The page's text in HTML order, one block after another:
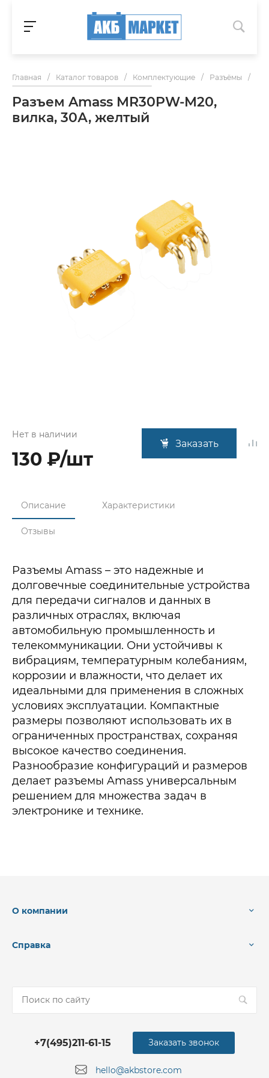
Главная / Каталог товаров / Комплектующие / Разъёмы /
Разъем Amass MR30PW-M20,
вилка, 30А, желтый
Нет в наличии
130 ₽/шт
Заказать
Описание Характеристики
Отзывы
Разъемы Amass – это надежные и
долговечные соединительные устройства
для передачи сигналов и данных в
различных отраслях, включая
автомобильную промышленность и
телекоммуникации. Они устойчивы к
вибрациям, температурным колебаниям,
коррозии и влажности, что делает их
идеальными для применения в сложных
условиях эксплуатации. Компактные
размеры позволяют использовать их в
ограниченных пространствах, сохраняя
высокое качество соединения.
Разнообразие конфигураций и размеров
делает разъемы Amass универсальным
решением для множества задач в
электронике и технике.
О компании
Справка
+7(495)211-61-15
hello@akbstore.com
Заказать звонок